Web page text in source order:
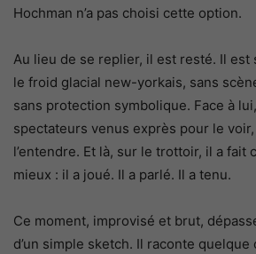
Hochman n’a pas choisi cette option.
Au lieu de se replier, il est resté. Il est
le froid glacial new-yorkais, sans
sans protection symbolique. Face à
spectateurs venus exprès pour le
l’entendre. Et là, sur le trottoir, il a fait
mieux : il a joué. Il a parlé. Il a tenu.
Ce moment, improvisé et brut,
d’un simple sketch. Il raconte quelque